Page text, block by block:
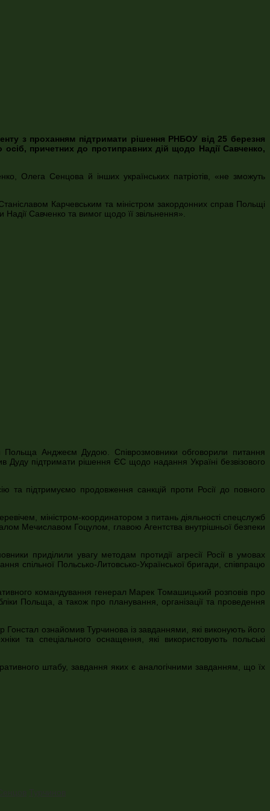
з проханням підтримати рішення РНБОУ від 25 березня
причетних до протиправних дій щодо Надії Савченко,
Олега Сенцова й інших українських патріотів, «не зможуть
Карчевським та міністром закордонних справ Польщі
Савченко та вимог щодо її звільнення».
Польща Анджеєм Дудою. Співрозмовники обговорили питання
Дуду підтримати рішення ЄС щодо надання Україні безвізового
та підтримуємо продовження санкцій проти Росії до повного
міністром-координатором з питань діяльності спецслужб
Мечиславом Гоцулом, главою Агентства внутрішньої безпеки
приділили увагу методам протидії агресії Росії в умовах
спільної Польсько-Литовсько-Української бригади, співпрацю
командування генерал Марек Томашицький розповів про
Польща, а також про планування, організації та проведення
ознайомив Турчинова із завданнями, які виконують його
та спеціального оснащення, які використовують польські
штабу, завдання яких є аналогічними завданням, що їх